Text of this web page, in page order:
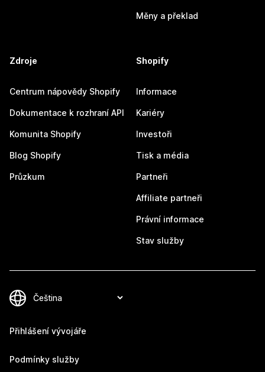
Měny a překlad
Zdroje
Centrum nápovědy Shopify
Dokumentace k rozhraní API
Komunita Shopify
Blog Shopify
Průzkum
Shopify
Informace
Kariéry
Investoři
Tisk a média
Partneři
Affiliate partneři
Právní informace
Stav služby
Přihlášení vývojáře
Podmínky služby